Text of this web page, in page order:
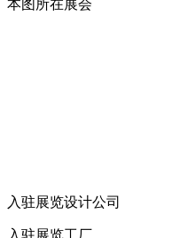
本图所在展会
入驻展览设计公司
入驻展览工厂